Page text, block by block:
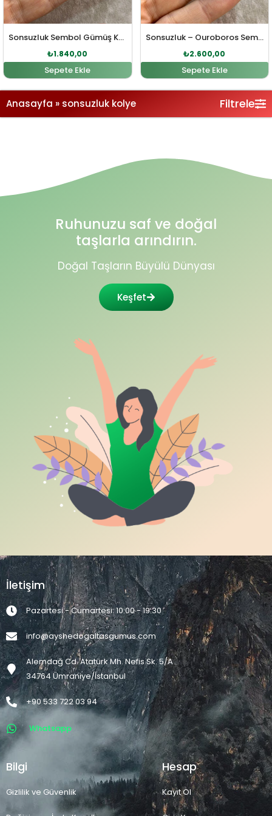
Sonsuzluk Sembol Gümüş Kolye
₺1.840,00
Sepete Ekle
Sonsuzluk – Ouroboros Sembol Gümüş Kolye
₺2.600,00
Sepete Ekle
Anasayfa » sonsuzluk kolye Filtrele
Ruhunuzu saf ve doğal
taşlarla arındırın.
Doğal Taşların Büyülü Dünyası
Keşfet
İletişim
Pazartesi - Cumartesi: 10:00 - 19:30
info@ayshedogaltasgumus.com
Alemdağ Cd. Atatürk Mh. Nefis Sk. 5/A
34764 Ümraniye/İstanbul
+90 533 722 03 94
Whatsapp
Bilgi
Gizlilik ve Güvenlik
Hesap
Kayıt Ol